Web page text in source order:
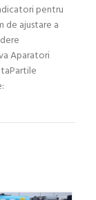
pentru
de ajustare a
Aparatori